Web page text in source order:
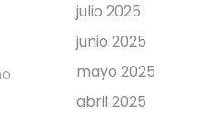
julio 2025
junio 2025
mayo 2025
abril 2025